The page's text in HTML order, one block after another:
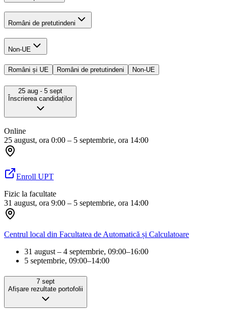
Români de pretutindeni
Non-UE
Români și UE Români de pretutindeni Non-UE
25 aug - 5 sept
Înscrierea candidaților
Online
25 august, ora 0:00 – 5 septembrie, ora 14:00
Enroll UPT
Fizic la facultate
31 august, ora 9:00 – 5 septembrie, ora 14:00
Centrul local din Facultatea de Automatică și Calculatoare
31 august – 4 septembrie, 09:00–16:00
5 septembrie, 09:00–14:00
7 sept
Afișare rezultate portofolii